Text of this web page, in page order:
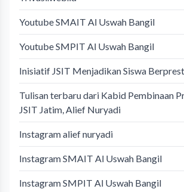
Youtube SMAIT Al Uswah Bangil
Youtube SMPIT Al Uswah Bangil
Inisiatif JSIT Menjadikan Siswa
Tulisan terbaru dari Kabid Pembinaan
JSIT Jatim, Alief Nuryadi
Instagram alief nuryadi
Instagram SMAIT Al Uswah Bangil
Instagram SMPIT Al Uswah Bangil